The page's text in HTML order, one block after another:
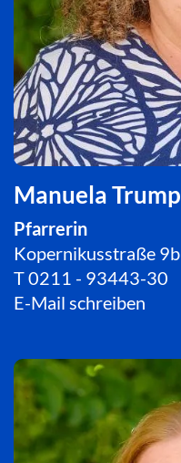
Manuela Trump
Pfarrerin
Kopernikusstraße 9b
T0211 - 93443-30
E-Mail schreiben